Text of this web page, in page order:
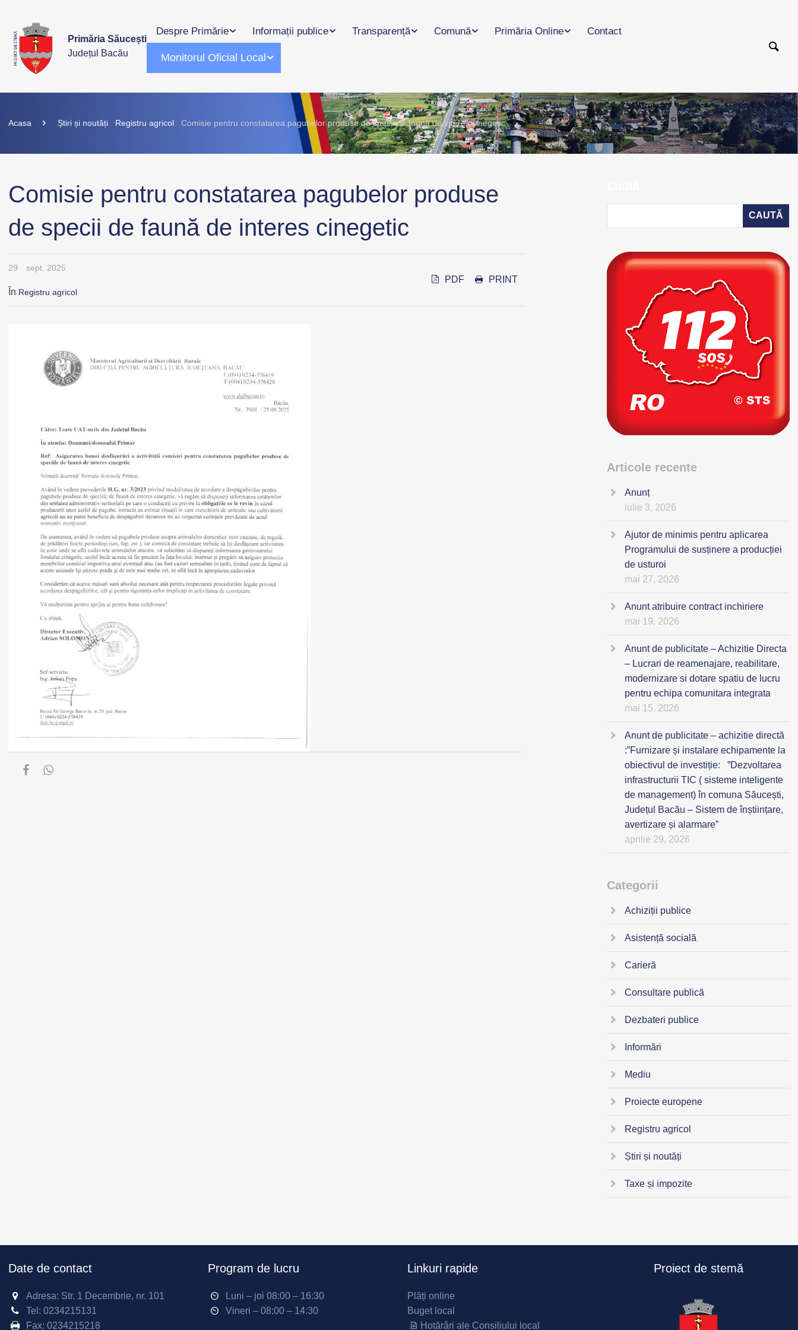
Primăria Săucești
Județul Bacău
Despre Primărie Informații publice Transparență Comună Primăria Online Contact
Monitorul Oficial Local
Acasa Știri și noutăți Registru agricol Comisie pentru constatarea pagubelor produse de specii de faună de interes cinegetic
Comisie pentru constatarea pagubelor produse
de specii de faună de interes cinegetic
29 sept. 2025
În Registru agricol
PDF PRINT
Articole recente
Anunț
iulie 3, 2026
Ajutor de minimis pentru aplicarea
Programului de susținere a producției
de usturoi
mai 27, 2026
Anunt atribuire contract inchiriere
mai 19, 2026
Anunt de publicitate – Achizitie Directa
– Lucrari de reamenajare, reabilitare,
modernizare si dotare spatiu de lucru
pentru echipa comunitara integrata
mai 15, 2026
Anunt de publicitate – achizitie directă
:”Furnizare și instalare echipamente la
obiectivul de investiție: ”Dezvoltarea
infrastructurii TIC ( sisteme inteligente
de management) în comuna Săucești,
Județul Bacău – Sistem de înștiințare,
avertizare și alarmare”
aprilie 29, 2026
Categorii
Achiziții publice
Asistență socială
Carieră
Consultare publică
Dezbateri publice
Informări
Mediu
Proiecte europene
Registru agricol
Știri și noutăți
Taxe și impozite
Date de contact
Adresa: Str. 1 Decembrie, nr. 101
Tel: 0234215131
Fax: 0234215218
Program de lucru
Luni – joi 08:00 – 16:30
Vineri – 08:00 – 14:30
Linkuri rapide
Plăți online
Buget local
Hotărâri ale Consiliului local
Proiect de stemă